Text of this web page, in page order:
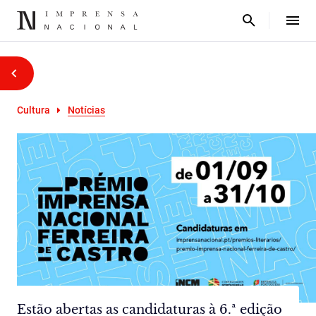
Cultura Notícias
Estão abertas as candidaturas à 6.ª edição